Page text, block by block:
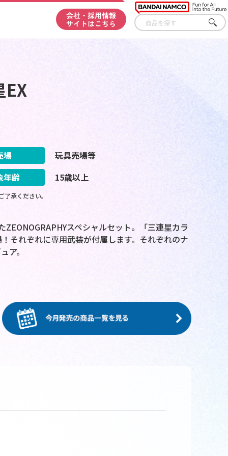
会社・採用情報
サイトはこちら
さが
す
EX
場
玩具売場等
年齢
15歳以上
承ください。
スペシャルセット。「三連星カラ
それぞれに専用武装が付属します。それぞれのナ
ア。